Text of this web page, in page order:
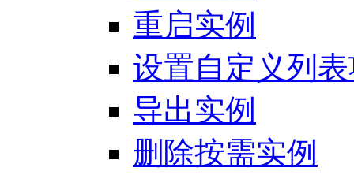
重启实例
设置自定义列
导出实例
删除按需实例